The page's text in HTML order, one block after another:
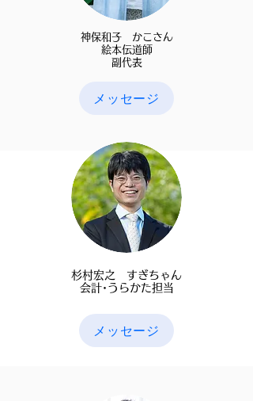
​神保和子 かこさん
​絵本伝道師
​副代表
メッセージ
杉村宏之 すぎちゃん
​会計･うらかた担当
メッセージ